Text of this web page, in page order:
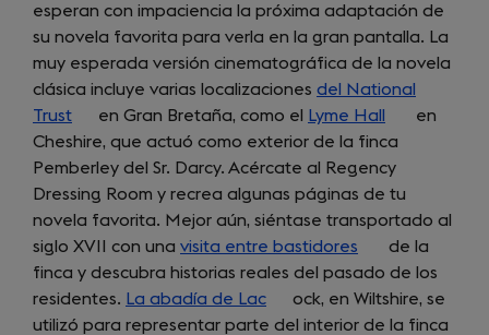
esperan con impaciencia la próxima adaptación de
su novela favorita para verla en la gran pantalla. La
muy esperada versión cinematográfica de la novela
clásica incluye varias localizaciones del National
Trust (opens
in
a
new
tab)
en Gran Bretaña, como el Lyme Hall (opens
in
a
new
tab)
en
Cheshire, que actuó como exterior de la finca
Pemberley del Sr. Darcy. Acércate al Regency
Dressing Room y recrea algunas páginas de tu
novela favorita. Mejor aún, siéntase transportado al
siglo XVII con una visita entre bastidores (opens
in
a
new
de la
finca y descubra historias reales del pasado de los
residentes. La abadía de Lac (opens
in
ock, en Wiltshire, se
utilizó para representar parte del interior de la finca